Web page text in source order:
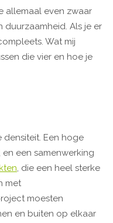
allemaal even zwaar
Als je er
Wat mij
die vier en hoe je
densiteit. Een hoge
een samenwerking
, die een heel sterke
met
moesten
en buiten op elkaar